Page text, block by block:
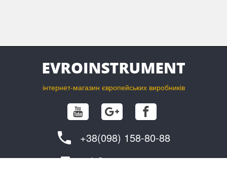
інтернет-магазин європейських виробників
+38(098) 158-80-88
info@evroinstrument.com